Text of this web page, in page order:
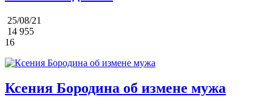
25/08/21
14 955
16
Ксения Бородина об измене мужа